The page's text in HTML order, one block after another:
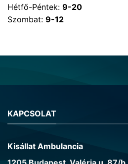
Hétfő-Péntek: 9-20
Szombat: 9-12
KAPCSOLAT
Kisállat Ambulancia